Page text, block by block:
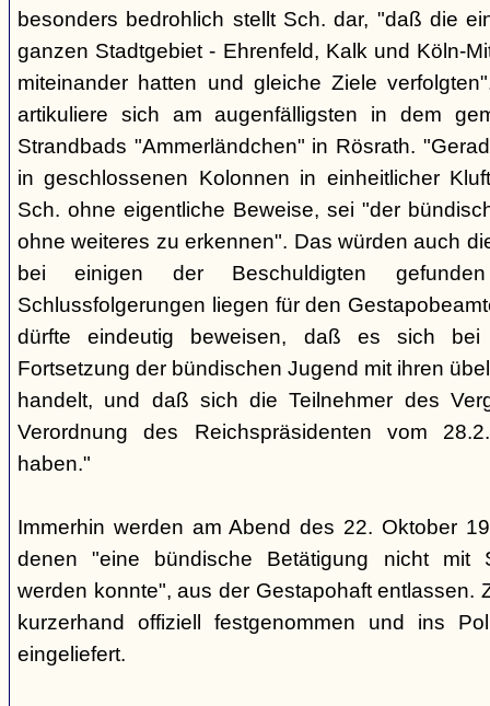
besonders bedrohlich stellt Sch. dar, "daß die
ganzen Stadtgebiet - Ehrenfeld, Kalk und Köln-
miteinander hatten und gleiche Ziele
artikuliere sich am augenfälligsten in dem
Strandbads "Ammerländchen" in Rösrath.
in geschlossenen Kolonnen in einheitlicher
Sch. ohne eigentliche Beweise, sei "der
ohne weiteres zu erkennen". Das würden auch
bei einigen der Beschuldigten
Schlussfolgerungen liegen für den
dürfte eindeutig beweisen, daß es sich
Fortsetzung der bündischen Jugend mit ihren
handelt, und daß sich die Teilnehmer des
Verordnung des Reichspräsidenten vom
haben."
Immerhin werden am Abend des 22. Oktober
denen "eine bündische Betätigung nicht mit
werden konnte", aus der Gestapohaft entlassen.
kurzerhand offiziell festgenommen und ins
eingeliefert.